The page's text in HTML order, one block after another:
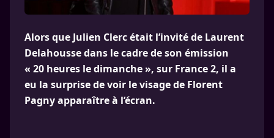
Alors que Julien Clerc était l’invité de Laurent
Delahousse dans le cadre de son émission
« 20 heures le dimanche », sur France 2, il a
eu la surprise de voir le visage de Florent
Pagny apparaître à l’écran.